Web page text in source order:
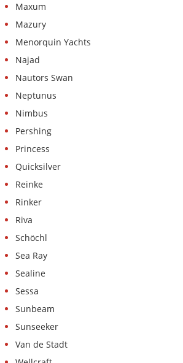
Maxum
Mazury
Menorquin Yachts
Najad
Nautors Swan
Neptunus
Nimbus
Pershing
Princess
Quicksilver
Reinke
Rinker
Riva
Schöchl
Sea Ray
Sealine
Sessa
Sunbeam
Sunseeker
Van de Stadt